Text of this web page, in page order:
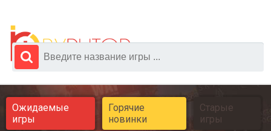
Ожидаемые
игры
Горячие
новинки
Старые
игры